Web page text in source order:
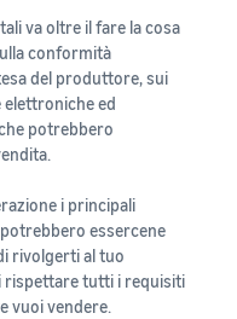
va oltre il fare la cosa
conformità
del produttore, sui
ed
potrebbero
i principali
essercene
rivolgerti al tuo
rispettare tutti i requisiti
vuoi vendere.